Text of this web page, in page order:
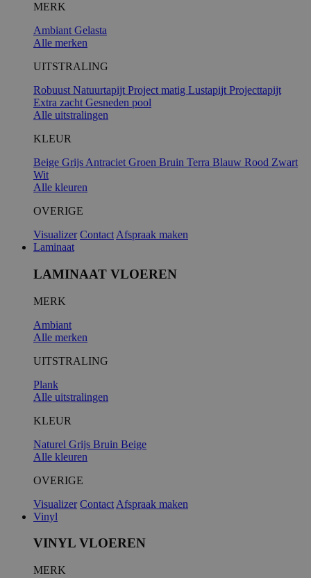
MERK
Ambiant Gelasta
Alle merken
UITSTRALING
Robuust Natuurtapijt Project matig Lustapijt Projecttapijt
Extra zacht Gesneden pool
Alle uitstralingen
KLEUR
Beige Grijs Antraciet Groen Bruin Terra Blauw Rood Zwart
Wit
Alle kleuren
OVERIGE
Visualizer Contact Afspraak maken
Laminaat
LAMINAAT VLOEREN
MERK
Ambiant
Alle merken
UITSTRALING
Plank
Alle uitstralingen
KLEUR
Naturel Grijs Bruin Beige
Alle kleuren
OVERIGE
Visualizer Contact Afspraak maken
Vinyl
VINYL VLOEREN
MERK